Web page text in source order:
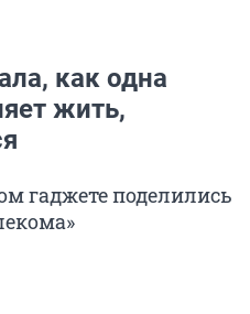
как одна
жить,
гаджете поделились